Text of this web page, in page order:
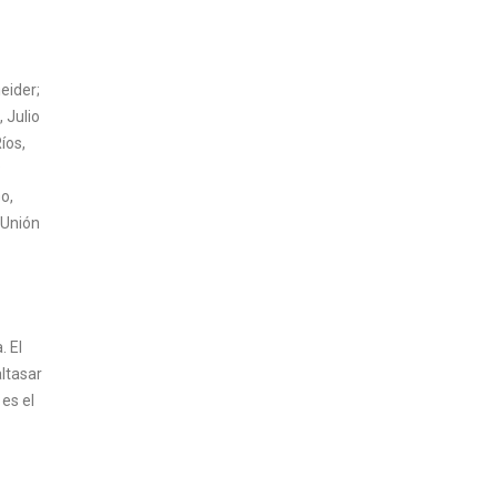
Julio
El
el